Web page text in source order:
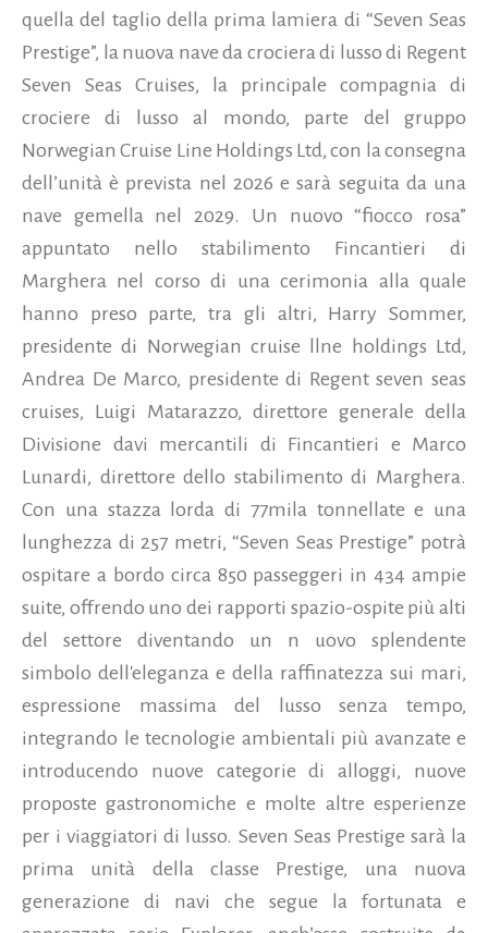
quella del taglio della prima lamiera di “Seven Seas
Prestige”, la nuova nave da crociera di lusso di Regent
Seven Seas Cruises, la principale compagnia di
crociere di lusso al mondo, parte del gruppo
Norwegian Cruise Line Holdings Ltd, con la consegna
dell’unità è prevista nel 2026 e sarà seguita da una
nave gemella nel 2029. Un nuovo “fiocco rosa”
appuntato nello stabilimento Fincantieri di
Marghera nel corso di una cerimonia alla quale
hanno preso parte, tra gli altri, Harry Sommer,
presidente di Norwegian cruise llne holdings Ltd,
Andrea De Marco, presidente di Regent seven seas
cruises, Luigi Matarazzo, direttore generale della
Divisione davi mercantili di Fincantieri e Marco
Lunardi, direttore dello stabilimento di Marghera.
Con una stazza lorda di 77mila tonnellate e una
lunghezza di 257 metri, “Seven Seas Prestige” potrà
ospitare a bordo circa 850 passeggeri in 434 ampie
suite, offrendo uno dei rapporti spazio-ospite più alti
del settore diventando un n uovo splendente
simbolo dell'eleganza e della raffinatezza sui mari,
espressione massima del lusso senza tempo,
integrando le tecnologie ambientali più avanzate e
introducendo nuove categorie di alloggi, nuove
proposte gastronomiche e molte altre esperienze
per i viaggiatori di lusso. Seven Seas Prestige sarà la
prima unità della classe Prestige, una nuova
generazione di navi che segue la fortunata e